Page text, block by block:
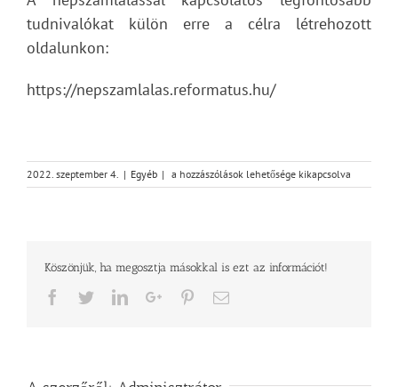
tudnivalókat külön erre a célra létrehozott
oldalunkon:
https://nepszamlalas.reformatus.hu/
2022. szeptember 4. | Egyéb | Hírességek
is
vállalására
a hozzászólások lehetősége kikapcsolva
Köszönjük, ha megosztja másokkal is ezt az információt!
Facebook
TwitterLinkedInGoogle+PinterestEmail